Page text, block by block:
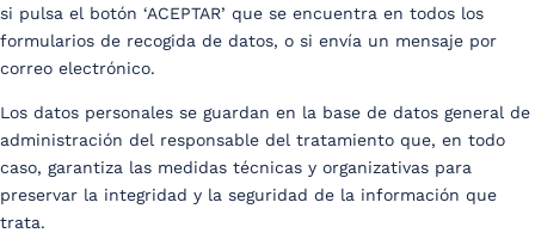
si pulsa el botón ‘ACEPTAR’ que se encuentra en todos los
formularios de recogida de datos, o si envía un mensaje por
correo electrónico.
Los datos personales se guardan en la base de datos general de
administración del responsable del tratamiento que, en todo
caso, garantiza las medidas técnicas y organizativas para
preservar la integridad y la seguridad de la información que
trata.